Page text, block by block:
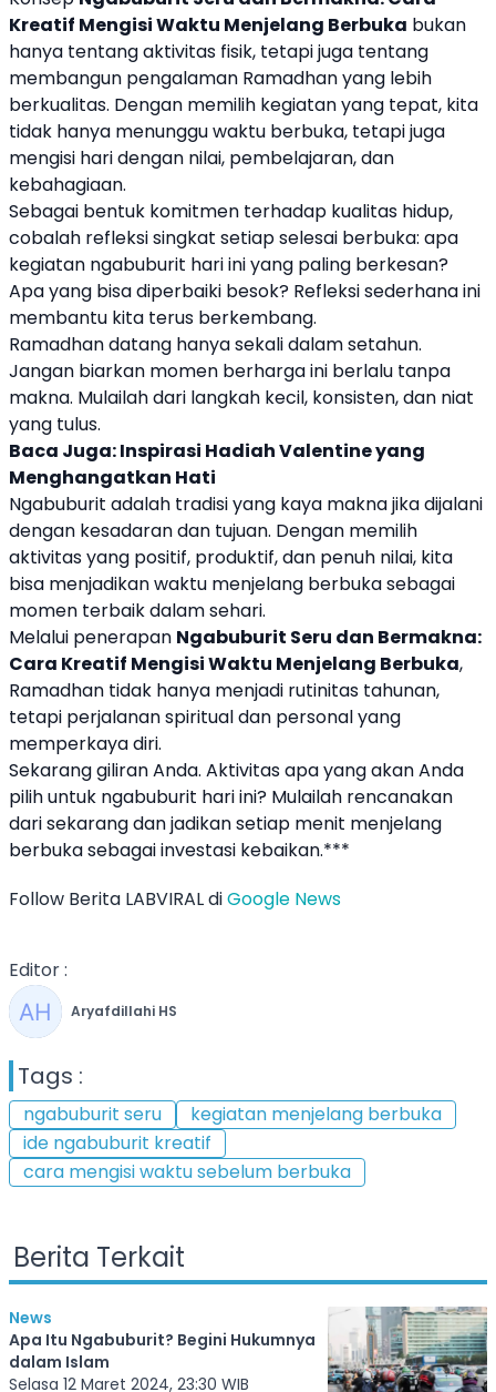
Kreatif Mengisi Waktu Menjelang Berbuka bukan
hanya tentang aktivitas fisik, tetapi juga tentang
membangun pengalaman Ramadhan yang lebih
berkualitas. Dengan memilih kegiatan yang tepat, kita
tidak hanya menunggu waktu berbuka, tetapi juga
mengisi hari dengan nilai, pembelajaran, dan
kebahagiaan.
Sebagai bentuk komitmen terhadap kualitas hidup,
cobalah refleksi singkat setiap selesai berbuka: apa
kegiatan ngabuburit hari ini yang paling berkesan?
Apa yang bisa diperbaiki besok? Refleksi sederhana ini
membantu kita terus berkembang.
Ramadhan datang hanya sekali dalam setahun.
Jangan biarkan momen berharga ini berlalu tanpa
makna. Mulailah dari langkah kecil, konsisten, dan niat
yang tulus.
Baca Juga:Inspirasi Hadiah Valentine yang
Menghangatkan Hati
Ngabuburit adalah tradisi yang kaya makna jika dijalani
dengan kesadaran dan tujuan. Dengan memilih
aktivitas yang positif, produktif, dan penuh nilai, kita
bisa menjadikan waktu menjelang berbuka sebagai
momen terbaik dalam sehari.
Melalui penerapan Ngabuburit Seru dan Bermakna:
Cara Kreatif Mengisi Waktu Menjelang Berbuka,
Ramadhan tidak hanya menjadi rutinitas tahunan,
tetapi perjalanan spiritual dan personal yang
memperkaya diri.
Sekarang giliran Anda. Aktivitas apa yang akan Anda
pilih untuk ngabuburit hari ini? Mulailah rencanakan
dari sekarang dan jadikan setiap menit menjelang
berbuka sebagai investasi kebaikan.***
Follow Berita LABVIRAL diGoogle News
Editor :
Aryafdillahi HS
Tags :
ngabuburit seru
kegiatan menjelang berbuka
ide ngabuburit kreatif
cara mengisi waktu sebelum berbuka
Berita Terkait
News
Apa Itu Ngabuburit? Begini Hukumnya
dalam Islam
Selasa 12 Maret 2024, 23:30 WIB